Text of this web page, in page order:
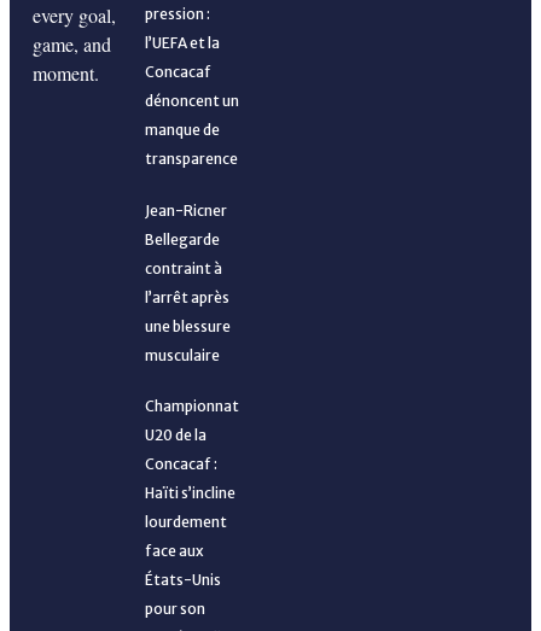
Grenadières
Large victoire des Grenadières, mais des ajustements
Mondial féminin 2027 : une liste élargie et stratégique
pour les Grenadières
Fin d’aventure pour nos petites Grenadières au Costa
every goal,
game, and
moment.
pression :
l’UEFA et la
Concacaf
dénoncent un
manque de
transparence
Jean-Ricner
Bellegarde
contraint à
l’arrêt après
une blessure
musculaire
Championnat
U20 de la
Concacaf :
Haïti s’incline
lourdement
face aux
États-Unis
pour son